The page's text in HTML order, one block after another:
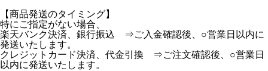
【商品発送のタイミング】
特にご指定がない場合、
楽天バンク決済、銀行振込 ⇒ご入金確認後、○営業日以内に
発送いたします。
クレジットカード決済、代金引換 ⇒ご注文確認後、○営業日
以内に発送いたします。